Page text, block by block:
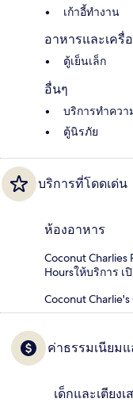
เก้าอี้ทำงาน
อาหารและเครื่
ตู้เย็นเล็ก
อื่นๆ
บริการทำคว
ตู้นิรภัย
บริการที่โดดเด่น
ห้องอาหาร
Coconut
Hoursให้บริการ เ
Coconut
ค่าธรรมเนียม
เด็กและเตียงเ